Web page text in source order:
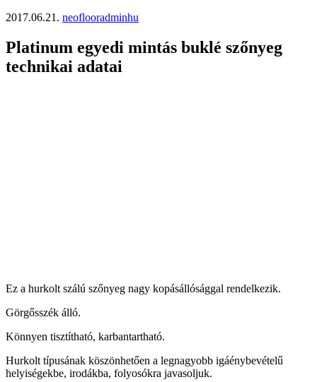
2017.06.21. neoflooradminhu
Platinum egyedi mintás buklé szőnyeg
technikai adatai
Ez a hurkolt szálú szőnyeg nagy kopásállósággal rendelkezik.
Görgősszék álló.
Könnyen tisztítható, karbantartható.
Hurkolt típusának köszönhetően a legnagyobb igáénybevételű
helyiségekbe, irodákba, folyosókra javasoljuk.